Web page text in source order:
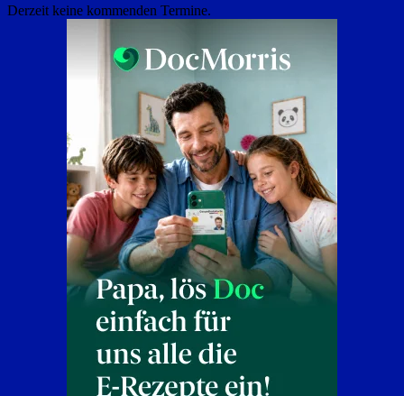
Derzeit keine kommenden Termine.